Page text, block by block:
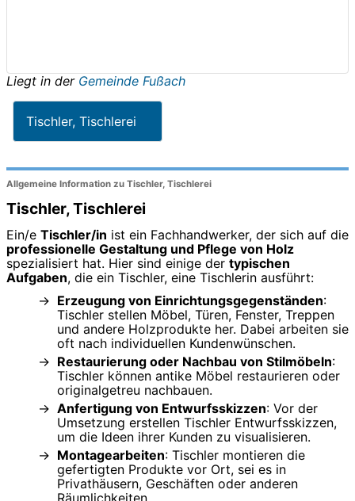
Liegt in der Gemeinde Fußach
Tischler, Tischlerei
Allgemeine Information zu Tischler, Tischlerei
Tischler, Tischlerei
Ein/e Tischler/in ist ein Fachhandwerker, der sich auf die
professionelle Gestaltung und Pflege von Holz
spezialisiert hat. Hier sind einige der typischen
Aufgaben, die ein Tischler, eine Tischlerin ausführt:
Erzeugung von Einrichtungsgegenständen:
Tischler stellen Möbel, Türen, Fenster, Treppen
und andere Holzprodukte her. Dabei arbeiten sie
oft nach individuellen Kundenwünschen.
Restaurierung oder Nachbau von Stilmöbeln:
Tischler können antike Möbel restaurieren oder
originalgetreu nachbauen.
Anfertigung von Entwurfsskizzen: Vor der
Umsetzung erstellen Tischler Entwurfsskizzen,
um die Ideen ihrer Kunden zu visualisieren.
Montagearbeiten: Tischler montieren die
gefertigten Produkte vor Ort, sei es in
Privathäusern, Geschäften oder anderen
Räumlichkeiten.